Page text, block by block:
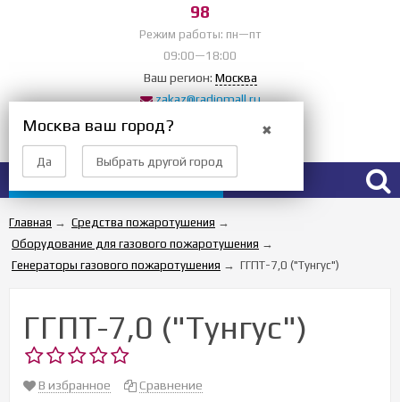
98
Режим работы: пн—пт
09:00—18:00
Ваш регион: Москва
✖
Москва ваш город?
Да Выбрать другой город
zakaz@radiomall.ru
Прием заказов 24 часа
Вход Регистрация
Каталог товаров
Главная → Средства пожаротушения →
Оборудование для газового пожаротушения →
Генераторы газового пожаротушения → ГГПТ-7,0 ("Тунгус")
ГГПТ-7,0 ("Тунгус")
В избранное Сравнение